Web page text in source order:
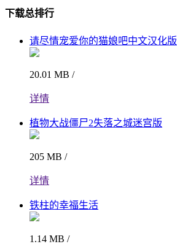
下载总排行
请尽情宠爱你的猫娘吧中文汉化版
20.01 MB /
详情
植物大战僵尸2失落之城迷宫版
205 MB /
详情
铁柱的幸福生活
1.14 MB /